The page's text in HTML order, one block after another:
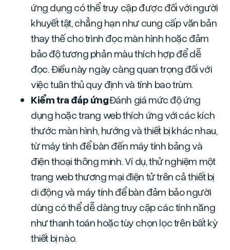
ứng dụng có thể truy cập được đối với người
khuyết tật, chẳng hạn như cung cấp văn bản
thay thế cho trình đọc màn hình hoặc đảm
bảo độ tương phản màu thích hợp để dễ
đọc. Điều này ngày càng quan trọng đối với
việc tuân thủ quy định và tính bao trùm.
Kiểm tra đáp ứngĐánh giá mức độ ứng
dụng hoặc trang web thích ứng với các kích
thước màn hình, hướng và thiết bị khác nhau,
từ máy tính để bàn đến máy tính bảng và
điện thoại thông minh. Ví dụ, thử nghiệm một
trang web thương mại điện tử trên cả thiết bị
di động và máy tính để bàn đảm bảo người
dùng có thể dễ dàng truy cập các tính năng
như thanh toán hoặc tùy chọn lọc trên bất kỳ
thiết bị nào.